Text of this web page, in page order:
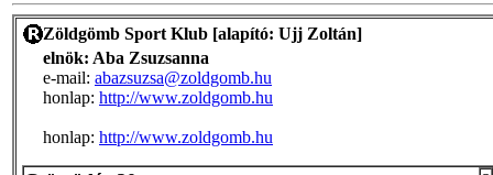
Zöldgömb Sport Klub [alapító: Ujj Zoltán]
elnök: Aba Zsuzsanna
e-mail: abazsuzsa@zoldgomb.hu
honlap: http://www.zoldgomb.hu
honlap: http://www.zoldgomb.hu